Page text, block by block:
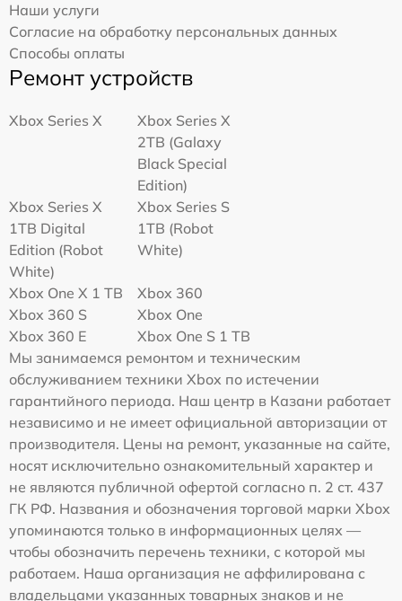
Наши услуги
Согласие на обработку персональных данных
Способы оплаты
Ремонт устройств
Xbox Series X
Xbox Series X
2TB (Galaxy
Black Special
Edition)
Xbox Series X
1TB Digital
Edition (Robot
White)
Xbox Series S
1TB (Robot
White)
Xbox One X 1 TB
Xbox 360
Xbox 360 S
Xbox One
Xbox 360 E
Xbox One S 1 TB
Мы занимаемся ремонтом и техническим
обслуживанием техники Xbox по истечении
гарантийного периода. Наш центр в Казани работает
независимо и не имеет официальной авторизации от
производителя. Цены на ремонт, указанные на сайте,
носят исключительно ознакомительный характер и
не являются публичной офертой согласно п. 2 ст. 437
ГК РФ. Названия и обозначения торговой марки Xbox
упоминаются только в информационных целях —
чтобы обозначить перечень техники, с которой мы
работаем. Наша организация не аффилирована с
владельцами указанных товарных знаков и не